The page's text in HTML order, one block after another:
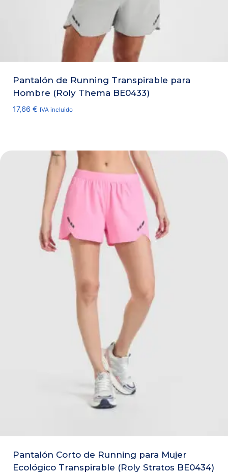
Pantalón de Running Transpirable para
Hombre (Roly Thema BE0433)
17,66 € IVA incluido
Pantalón Corto de Running para Mujer
Ecológico Transpirable (Roly Stratos BE0434)